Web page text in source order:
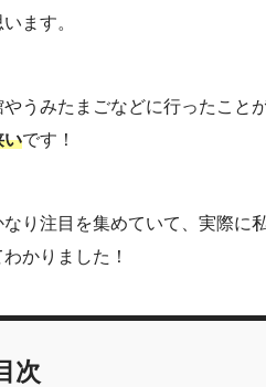
ます。
うみたまごなどに行ったこと
いです！
り注目を集めていて、実際に
わかりました！
次